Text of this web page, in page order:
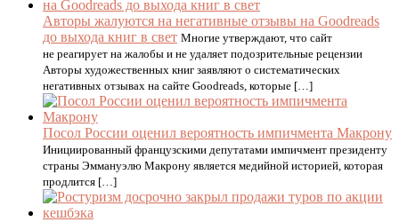
Авторы жалуются на негативные отзывы на Goodreads
до выхода книг в свет Многие утверждают, что сайт
не реагирует на жалобы и не удаляет подозрительные рецензии
Авторы художественных книг заявляют о систематических
негативных отзывах на сайте Goodreads, которые […]
Посол России оценил вероятность импичмента Макрону
Инициированный французскими депутатами импичмент президенту
страны Эммануэлю Макрону является медийной историей, которая
продлится […]